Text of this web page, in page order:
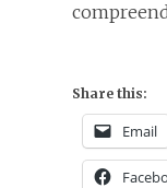
Share this:
Email